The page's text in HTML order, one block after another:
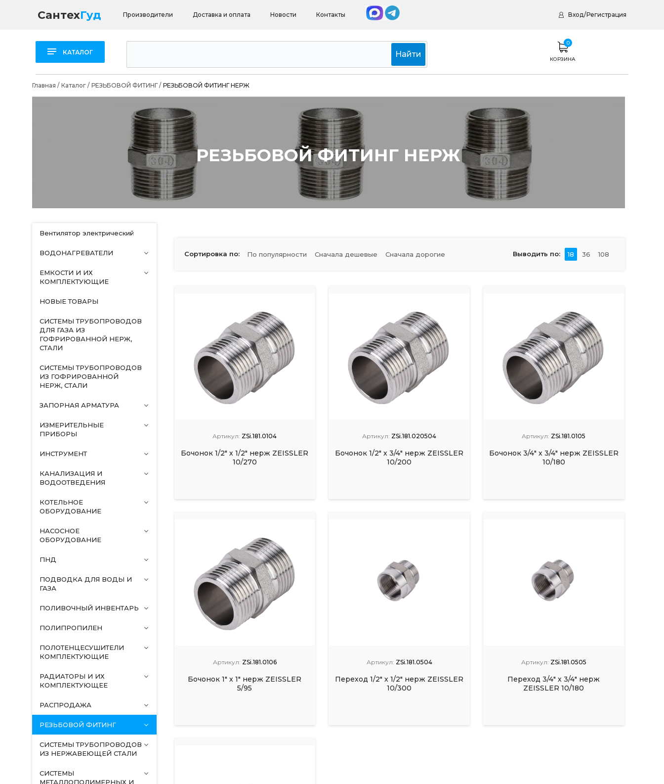
СантехГуд Производители Доставка и оплата Новости Контакты Вход/Регистрация
КАТАЛОГ Найти
0
КОРЗИНА
Главная / Каталог/ РЕЗЬБОВОЙ ФИТИНГ/ РЕЗЬБОВОЙ ФИТИНГ НЕРЖ
РЕЗЬБОВОЙ ФИТИНГ НЕРЖ
Вентилятор электрический
ВОДОНАГРЕВАТЕЛИ
ЕМКОСТИ И ИХ
КОМПЛЕКТУЮЩИЕ
НОВЫЕ ТОВАРЫ
СИСТЕМЫ ТРУБОПРОВОДОВ
ДЛЯ ГАЗА ИЗ
ГОФРИРОВАННОЙ НЕРЖ,
СТАЛИ
СИСТЕМЫ ТРУБОПРОВОДОВ
ИЗ ГОФРИРОВАННОЙ
НЕРЖ, СТАЛИ
ЗАПОРНАЯ АРМАТУРА
ИЗМЕРИТЕЛЬНЫЕ
ПРИБОРЫ
ИНСТРУМЕНТ
КАНАЛИЗАЦИЯ И
ВОДООТВЕДЕНИЯ
КОТЕЛЬНОЕ
ОБОРУДОВАНИЕ
НАСОСНОЕ
ОБОРУДОВАНИЕ
ПНД
ПОДВОДКА ДЛЯ ВОДЫ И
ГАЗА
ПОЛИВОЧНЫЙ ИНВЕНТАРЬ
ПОЛИПРОПИЛЕН
ПОЛОТЕНЦЕСУШИТЕЛИ
КОМПЛЕКТУЮЩИЕ
РАДИАТОРЫ И ИХ
КОМПЛЕКТУЮЩЕЕ
РАСПРОДАЖА
РЕЗЬБОВОЙ ФИТИНГ
СИСТЕМЫ ТРУБОПРОВОДОВ
ИЗ НЕРЖАВЕЮЩЕЙ СТАЛИ
СИСТЕМЫ
МЕТАЛЛОПОЛИМЕРНЫХ И
Сортировка по: По популярности Сначала дешевые Сначала дорогие Выводить по: 18 36 108
Артикул: ZSi.181.0104
Бочонок 1/2" х 1/2" нерж ZEISSLER
10/270
Артикул: ZSi.181.020504
Бочонок 1/2" х 3/4" нерж ZEISSLER
10/200
Артикул: ZSi.181.0105
Бочонок 3/4" х 3/4" нерж ZEISSLER
10/180
Артикул: ZSi.181.0106
Бочонок 1" х 1" нерж ZEISSLER
5/95
Артикул: ZSi.181.0504
Переход 1/2" х 1/2" нерж ZEISSLER
10/300
Артикул: ZSi.181.0505
Переход 3/4" х 3/4" нерж
ZEISSLER 10/180